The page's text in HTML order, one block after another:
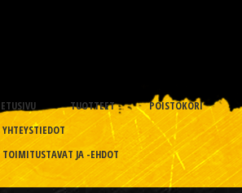
ETUSIVU TUOTTEET
POISTOKORI
YHTEYSTIEDOT
TOIMITUSTAVAT JA -EHDOT